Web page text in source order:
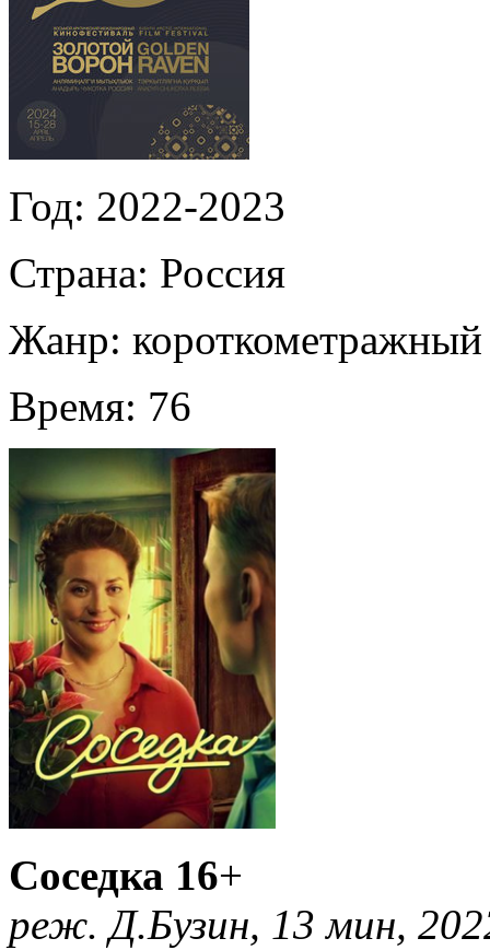
Год: 2022-2023
Страна: Россия
Жанр: короткометражный
Время: 76
Соседка 16+
реж. Д.Бузин, 13 мин,